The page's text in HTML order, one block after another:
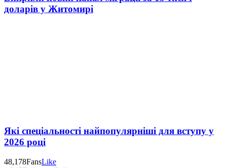
доларів у Житомирі
Які спеціальності найпопулярніші для вступу у
2026 році
48,178FansLike